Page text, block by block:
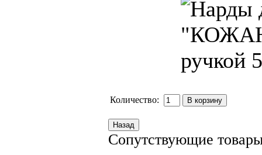
Количество:
Сопутствующие